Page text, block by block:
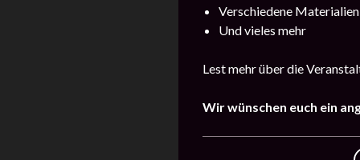
Verschiedene Materialien
Und vieles mehr
Lest mehr über die
Wir wünschen euch ein